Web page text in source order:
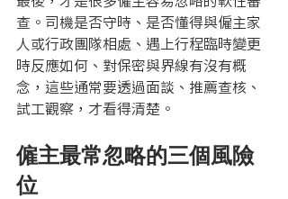
查。司機是否守時、是否懂得與僱主家
人或行政團隊相處、遇上行程臨時變更
時反應如何、對保密與界線有沒有概
念，這些通常要透過面談、推薦查核、
試工觀察，才看得清楚。
僱主最常忽略的三個風險
位